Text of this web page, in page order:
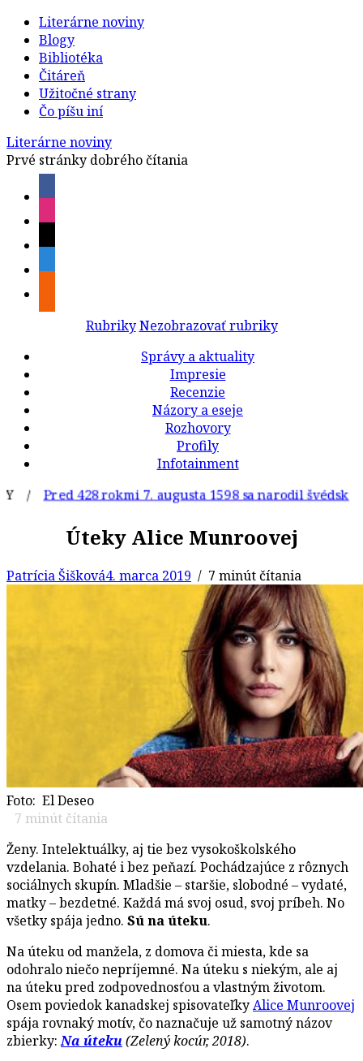
Literárne noviny
Blogy
Bibliotéka
Čitáreň
Užitočné strany
Čo píšu iní
Literárne noviny
Prvé stránky dobrého čítania
Rubriky Nezobrazovať rubriky
Správy a aktuality
Impresie
Recenzie
Názory a eseje
Rozhovory
Profily
Infotainment
428 rokmi 7. augusta 1598 sa narodil švédsky básnik
Úteky Alice Munroovej
Patrícia Šišková4. marca 2019 / 7 minút čítania
Foto: El Deseo
7 minút čítania
Ženy. Intelektuálky, aj tie bez vysokoškolského
vzdelania. Bohaté i bez peňazí. Pochádzajúce z rôznych
sociálnych skupín. Mladšie – staršie, slobodné – vydaté,
matky – bezdetné. Každá má svoj osud, svoj príbeh. No
všetky spája jedno. Sú na úteku.
Na úteku od manžela, z domova či miesta, kde sa
odohralo niečo nepríjemné. Na úteku s niekým, ale aj
na úteku pred zodpovednosťou a vlastným životom.
Osem poviedok kanadskej spisovateľkyAlice Munroovej
spája rovnaký motív, čo naznačuje už samotný názov
zbierky:Na úteku(Zelený kocúr, 2018).